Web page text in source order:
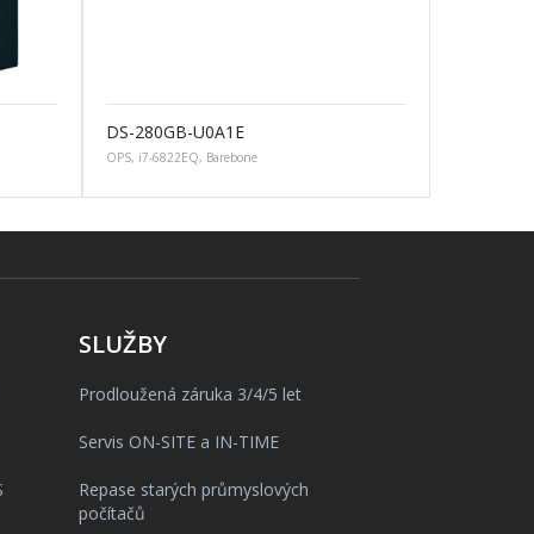
DS-280GB-U0A1E
OPS, i7-6822EQ, Barebone
SLUŽBY
Prodloužená záruka 3/4/5 let
Servis ON-SITE a IN-TIME
Repase starých průmyslových
počítačů